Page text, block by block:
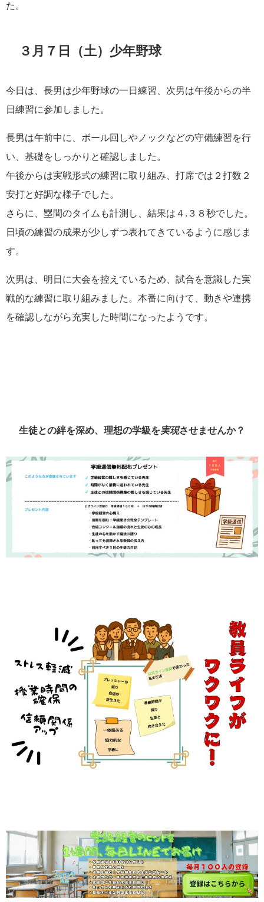
た。
３月７日（土）少年野球
今日は、長男は少年野球の一日練習、次男は午後からの半
日練習に参加しました。
長男は午前中に、ボール回しやノックなどの守備練習を行
い、基礎をしっかりと確認しました。
午後からは実戦形式の練習に取り組み、打席では２打数２
安打と好調な様子でした。
さらに、塁間のタイムも計測し、結果は４.３８秒でした。
日頃の練習の成果が少しずつ表れてきているように感じま
す。
次男は、明日に大会を控えているため、試合を意識した実
戦的な練習に取り組みました。本番に向けて、動きや連携
を確認しながら充実した時間になったようです。
生徒との絆を深め、理想の学級を実現させませんか？